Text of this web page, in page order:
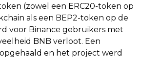
(zowel een ERC20-token op
als een BEP2-token op de
voor Binance gebruikers met
BNB verloot. Een
en het project werd